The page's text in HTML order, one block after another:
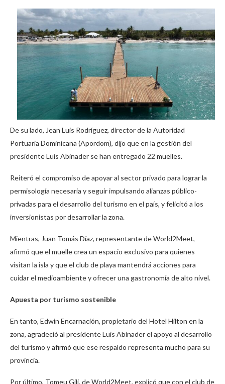
De su lado, Jean Luis Rodríguez, director de la Autoridad
Portuaria Dominicana (Apordom), dijo que en la gestión del
presidente Luis Abinader se han entregado 22 muelles.
Reiteró el compromiso de apoyar al sector privado para lograr la
permisología necesaria y seguir impulsando alianzas público-
privadas para el desarrollo del turismo en el país, y felicitó a los
inversionistas por desarrollar la zona.
Mientras, Juan Tomás Díaz, representante de World2Meet,
afirmó que el muelle crea un espacio exclusivo para quienes
visitan la isla y que el club de playa mantendrá acciones para
cuidar el medioambiente y ofrecer una gastronomía de alto nivel.
Apuesta por turismo sostenible
En tanto, Edwin Encarnación, propietario del Hotel Hilton en la
zona, agradeció al presidente Luis Abinader el apoyo al desarrollo
del turismo y afirmó que ese respaldo representa mucho para su
provincia.
Por último, Tomeu Gili, de World2Meet, explicó que con el club de